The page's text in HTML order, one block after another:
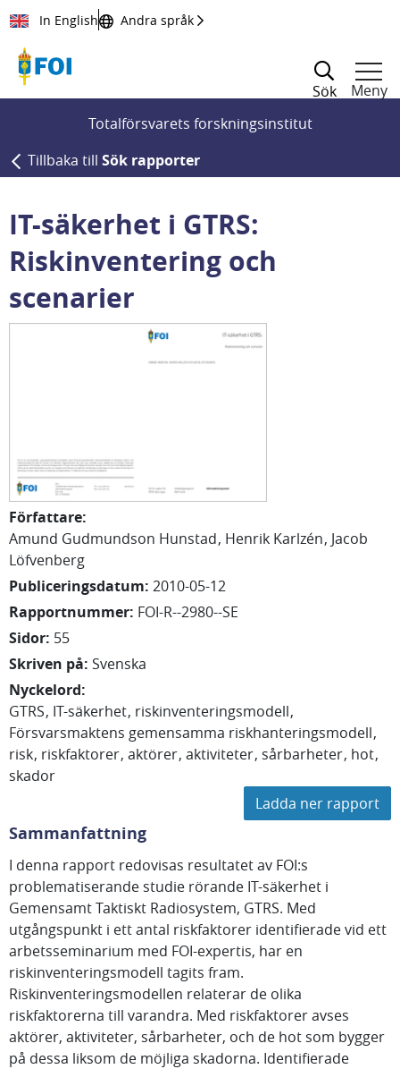
Till innehållet
In English Andra språk
Sök
Meny
Totalförsvarets forskningsinstitut
Tillbaka till Sök rapporter
IT-säkerhet i GTRS:
Riskinventering och
scenarier
Författare:
Amund Gudmundson Hunstad Henrik Karlzén Jacob
Löfvenberg
Publiceringsdatum: 2010-05-12
Rapportnummer: FOI-R--2980--SE
Sidor: 55
Skriven på: Svenska
Nyckelord:
GTRS IT-säkerhet riskinventeringsmodell
Försvarsmaktens gemensamma riskhanteringsmodell
risk riskfaktorer aktörer aktiviteter sårbarheter hot
skador
Ladda ner rapport
Sammanfattning
I denna rapport redovisas resultatet av FOI:s
problematiserande studie rörande IT-säkerhet i
Gemensamt Taktiskt Radiosystem, GTRS. Med
utgångspunkt i ett antal riskfaktorer identifierade vid ett
arbetsseminarium med FOI-expertis, har en
riskinventeringsmodell tagits fram.
Riskinventeringsmodellen relaterar de olika
riskfaktorerna till varandra. Med riskfaktorer avses
aktörer, aktiviteter, sårbarheter, och de hot som bygger
på dessa liksom de möjliga skadorna. Identifierade